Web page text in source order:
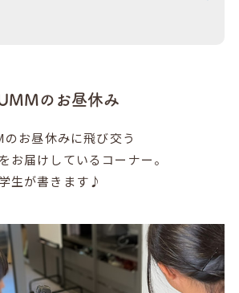
のお昼休み
お昼休みに飛び交う
お届けしているコーナー。
生が書きます♪